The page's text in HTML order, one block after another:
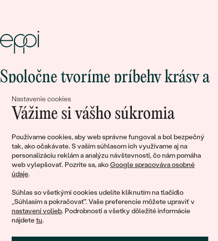
Nastavenie cookies
Vážime si vášho súkromia
Používame cookies, aby web správne fungoval a bol bezpečný
tak, ako očakávate. S vaším súhlasom ich využívame aj na
personalizáciu reklám a analýzu návštevnosti, čo nám pomáha
web vylepšovať. Pozrite sa, akoGoogle spracováva osobné
údaje.
Súhlas so všetkými cookies udelíte kliknutím na tlačidlo
„Súhlasím a pokračovať". Vaše preferencie môžete upraviť v
nastavení volieb. Podrobnosti a všetky dôležité informácie
nájdetetu.
Spoločne tvoríme príbehy krásy a
lásky
© 2011 - 2026, Eppi.sk